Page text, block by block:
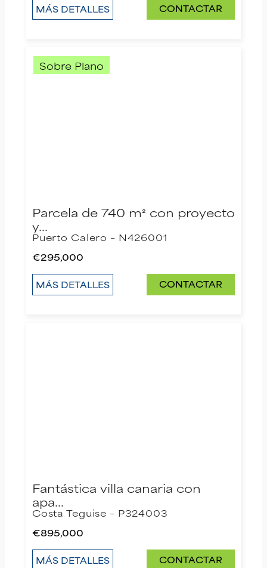
MÁS DETALLES CONTACTAR
Sobre Plano
Parcela de 740 m² con proyecto
y…
Puerto Calero – N426001
€295,000
MÁS DETALLES CONTACTAR
Fantástica villa canaria con
apa…
Costa Teguise – P324003
€895,000
MÁS DETALLES CONTACTAR